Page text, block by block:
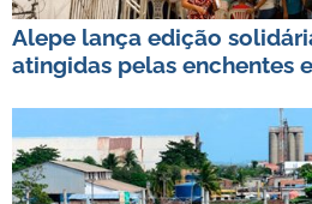
Alepe lança edição
atingidas pelas enchentes